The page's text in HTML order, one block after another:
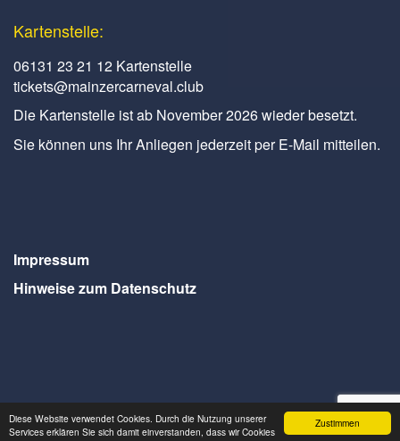
Zustimmen
Diese Website verwendet Cookies. Durch die Nutzung unserer
Services erklären Sie sich damit einverstanden, dass wir Cookies
Kartenstelle:
06131 23 21 12 Kartenstelle
tickets@mainzercarneval.club
Die Kartenstelle ist ab November 2026 wieder besetzt.
Sie können uns Ihr Anliegen jederzeit per E-Mail mitteilen.
Impressum
Hinweise zum Datenschutz
Webdesign Seventum